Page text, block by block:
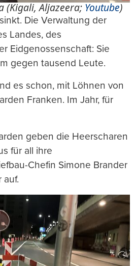
(Kigali, Aljazeera; Youtube)
Die Verwaltung der
Landes, des
Eidgenossenschaft: Sie
gegen tausend Leute.
es schon, mit Löhnen von
Franken. Im Jahr, für
geben die Heerscharen
für all ihre
Chefin Simone Brander
auf.